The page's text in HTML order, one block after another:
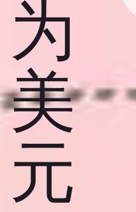
为
美
元